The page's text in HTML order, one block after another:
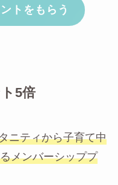
トをもらう
5倍
ニティから子育て中
メンバーシッププ